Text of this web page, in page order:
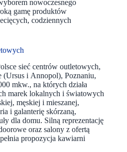
nowoczesnego
gamę produktów
codziennych
sieć centrów outletowych,
i Annopol), Poznaniu,
mkw., na których działa
marek lokalnych i światowych
męskiej i mieszanej,
i galanterię skórzaną,
dla domu. Silną reprezentację
oraz salony z ofertą
propozycja kawiarni